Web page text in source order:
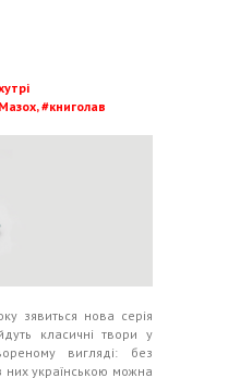
#книголав
зявиться нова серія
класичні твори у
вигляді: без
них українською можна